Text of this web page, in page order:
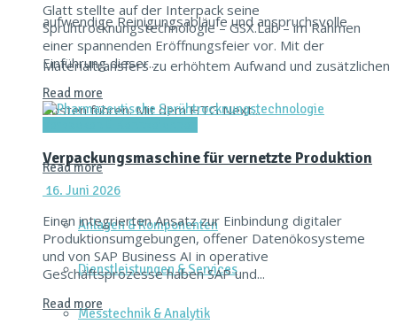
aufwendige Reinigungsabläufe und anspruchsvolle
Materialtransfers zu erhöhtem Aufwand und zusätzlichen
Kosten führen. Mit dem HTG Next...
Read more
Anlagen & Komponenten
Dienstleistungen & Services
Messtechnik & Analytik
Glatt stellte auf der Interpack seine
Sprühtrocknungstechnologie – GSX.Lab – im Rahmen
einer spannenden Eröffnungsfeier vor. Mit der
Einführung dieser...
Read more
Verpackungsmaschine für vernetzte Produktion
16. Juni 2026
Einen integrierten Ansatz zur Einbindung digitaler
Produktionsumgebungen, offener Datenökosysteme
und von SAP Business AI in operative
Geschäftsprozesse haben SAP und...
Read more